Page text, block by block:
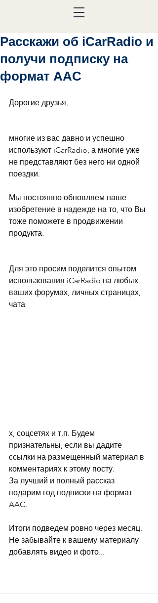
Расскажи об iCarRadio и
получи подписку на
формат AAC
Дорогие друзья,
многие из вас давно и успешно
используют iCarRadio, а многие уже
не представляют без него ни одной
поездки.
Мы постоянно обновляем наше
изобретение в надежде на то, что Вы
тоже поможете в продвижении
продукта.
Для это просим поделится опытом
использования iCarRadio на любых
ваших форумах, личных страницах,
чата
х, соцсетях и т.п. Будем
признательны, если вы дадите
ссылки на размещенный материал в
комментариях к этому посту.
За лучший и полный рассказ
подарим год подписки на формат
AAC.
Итоги подведем ровно через месяц.
Не забывайте к вашему материалу
добавлять видео и фото...